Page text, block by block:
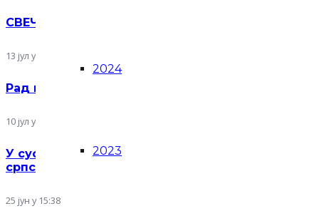
2024
2023
СВЕЧАНА ДОДЕЛА КЊИЖЕВНЕ НАГРАДЕ
13 јул у 12:02
Рад на пројекту „Ликовне манифестације у
10 јул у 09:35
У сусрет Видовдану: представљен нови
српског културног идентитета
25 јун у 15:38